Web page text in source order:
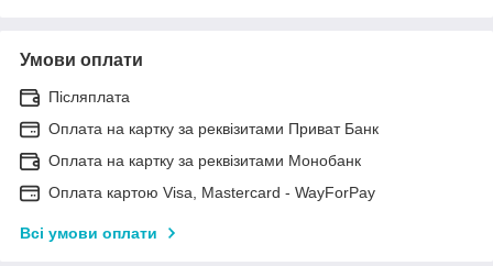
Умови оплати
Післяплата
Оплата на картку за реквізитами Приват Банк
Оплата на картку за реквізитами Монобанк
Оплата картою Visa, Mastercard - WayForPay
Всі умови оплати